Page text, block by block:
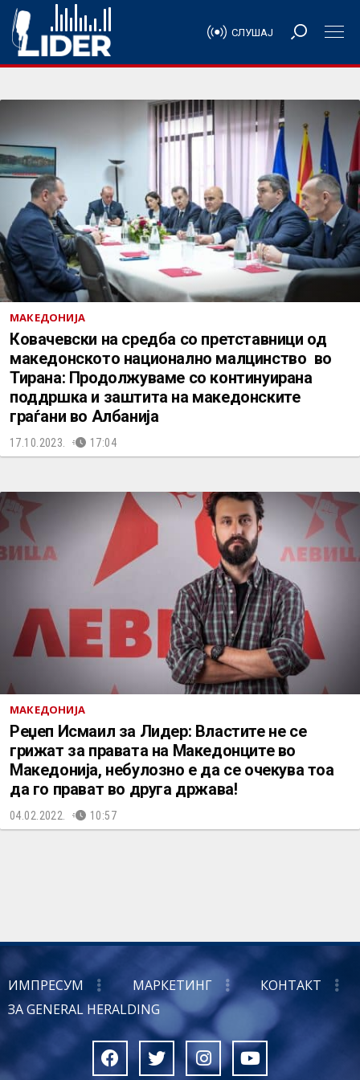
СЛУШАЈ
МАКЕДОНИЈА
Ковачевски на средба со претставници од
македонското национално малцинство во
Тирана: Продолжуваме со континуирана
поддршка и заштита нa македонските
граѓани во Албанија
17.10.2023. 17:04
МАКЕДОНИЈА
Реџеп Исмаил за Лидер: Властите не се
грижат за правата на Македонците во
Македонија, небулозно е да се очекува тоа
да го прават во друга држава!
04.02.2022. 10:57
ИМПРЕСУМ МАРКЕТИНГ
КОНТАКТ
ЗА GENERAL HERALDING